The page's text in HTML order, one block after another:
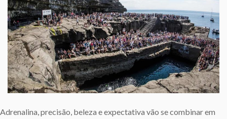
Adrenalina, precisão, beleza e expectativa vão se combinar em